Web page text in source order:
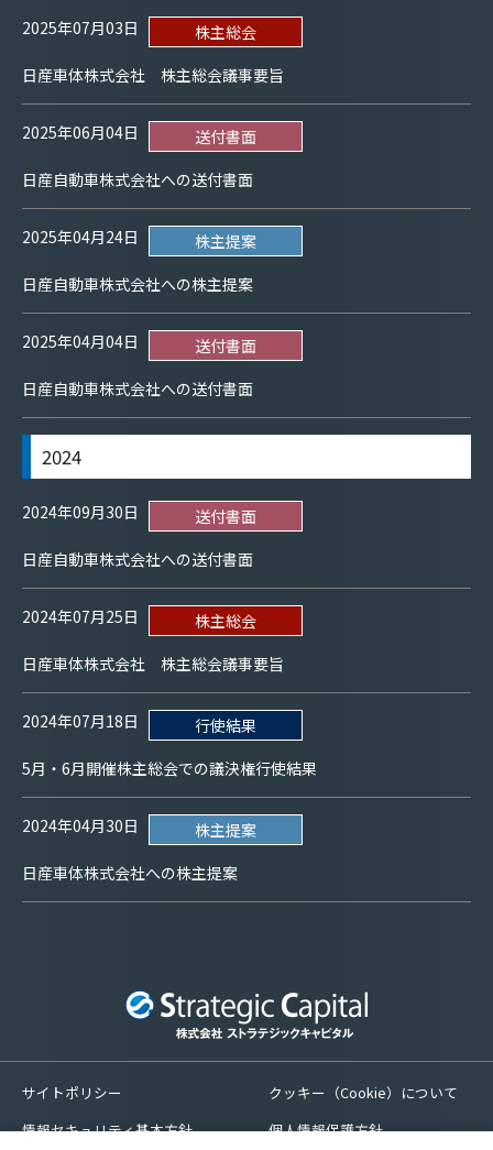
2025年07月03日
株主総会
日産車体株式会社 株主総会議事要旨
2025年06月04日
送付書面
日産自動車株式会社への送付書面
2025年04月24日
株主提案
日産自動車株式会社への株主提案
2025年04月04日
送付書面
日産自動車株式会社への送付書面
2024
2024年09月30日
送付書面
日産自動車株式会社への送付書面
2024年07月25日
株主総会
日産車体株式会社 株主総会議事要旨
2024年07月18日
行使結果
5月・6月開催株主総会での議決権行使結果
2024年04月30日
株主提案
日産車体株式会社への株主提案
サイトポリシー
クッキー（Cookie）について
情報セキュリティ基本方針
個人情報保護方針